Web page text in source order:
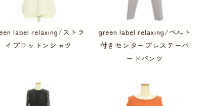
label relaxing/ストラ
イプコットンシャツ
green label relaxing/ベルト
付きセンタープレステーパ
ードパンツ